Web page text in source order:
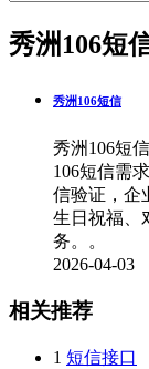
秀洲106短
秀洲106短信
秀洲106短
106短信需
信验证，企
生日祝福、
务。。
2026-04-
相关推荐
1 短信接口